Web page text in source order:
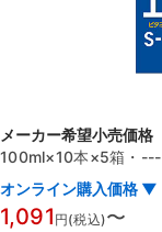
メーカー希望小売価格
100ml×10本×5箱 ・---
オンライン購入価格 ▼
1,091 円(税込)〜